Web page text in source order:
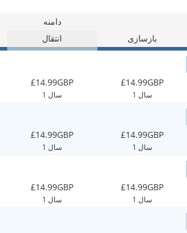
دامنه
انتقال بازسازی
£14.99GBP
1 سال
£14.99GBP
1 سال
£14.99GBP
1 سال
£14.99GBP
1 سال
£14.99GBP
1 سال
£14.99GBP
1 سال